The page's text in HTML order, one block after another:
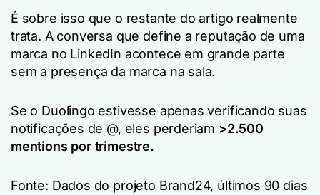
É sobre isso que o restante do artigo realmente
trata. A conversa que define a reputação de uma
marca no LinkedIn acontece em grande parte
sem a presença da marca na sala.
Se o Duolingo estivesse apenas verificando suas
notificações de @, eles perderiam >2.500
mentions por trimestre.
Fonte: Dados do projeto Brand24, últimos 90 dias